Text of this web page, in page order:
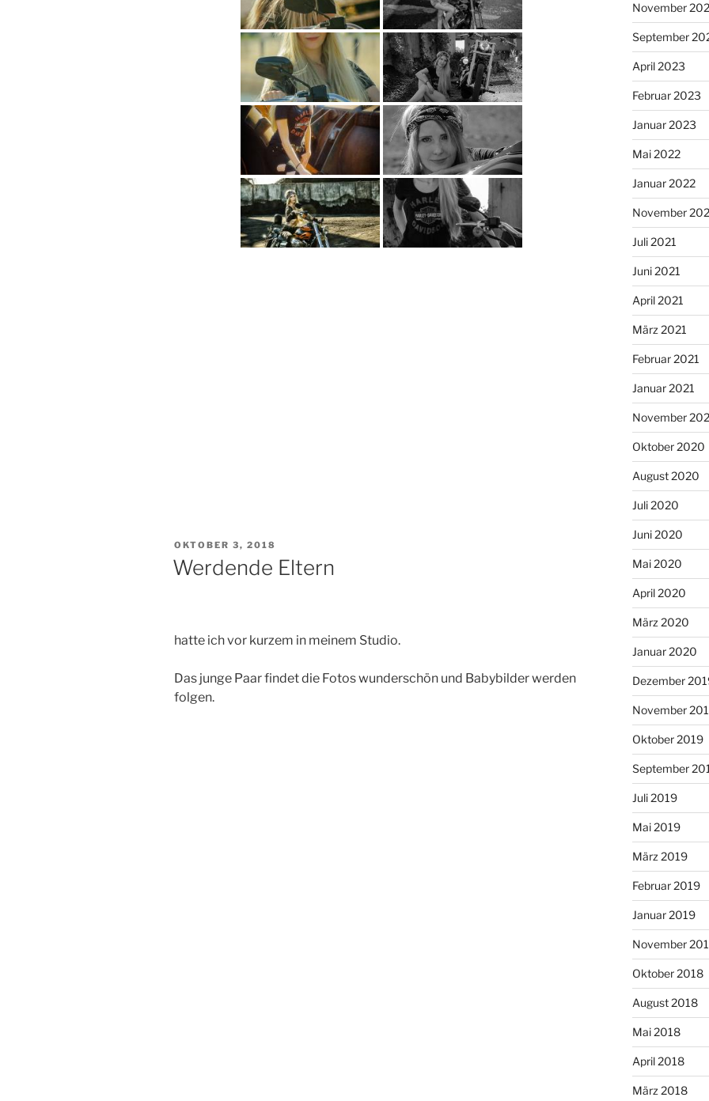
VERÖFFENTLICHT
AM
OKTOBER 3, 2018
Werdende Eltern
hatte ich vor kurzem in meinem Studio.
Das junge Paar findet die Fotos wunderschön und Babybilder werden
folgen.
November
September
April 2023
Februar 2023
Januar 2023
Mai 2022
Januar 2022
November
Juli 2021
Juni 2021
April 2021
März 2021
Februar 2021
Januar 2021
November
Oktober 2020
August 2020
Juli 2020
Juni 2020
Mai 2020
April 2020
März 2020
Januar 2020
Dezember
November
Oktober 2019
September
Juli 2019
Mai 2019
März 2019
Februar 2019
Januar 2019
November
Oktober 2018
August 2018
Mai 2018
April 2018
März 2018